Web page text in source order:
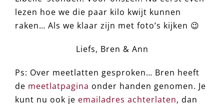
lezen hoe we die paar kilo kwijt kunnen
raken… Als we klaar zijn met foto’s kijken 😉
Liefs, Bren & Ann
Ps: Over meetlatten gesproken… Bren heeft
de meetlatpagina onder handen genomen. Je
kunt nu ook je emailadres achterlaten, dan